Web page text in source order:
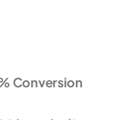
Conversion